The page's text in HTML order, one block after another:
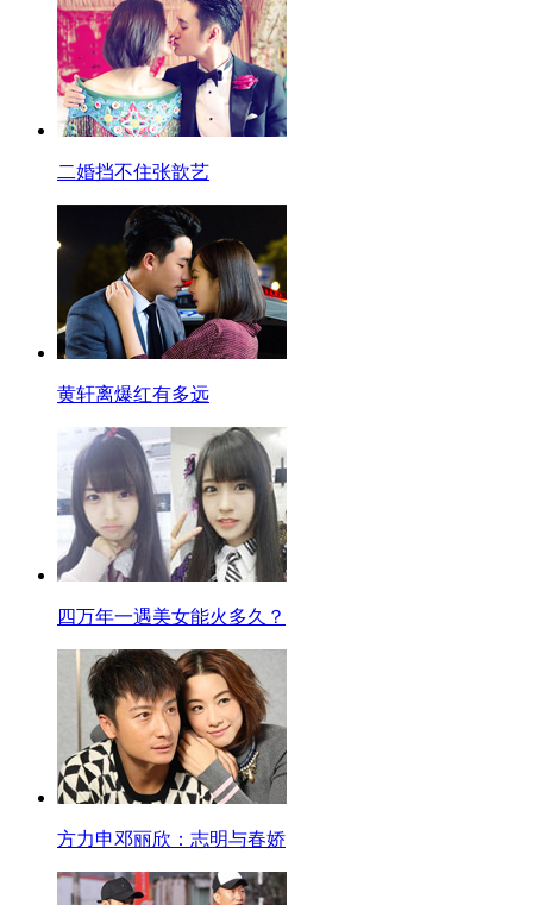
二婚挡不住张歆艺
黄轩离爆红有多远
四万年一遇美女能火多久？
方力申邓丽欣：志明与春娇